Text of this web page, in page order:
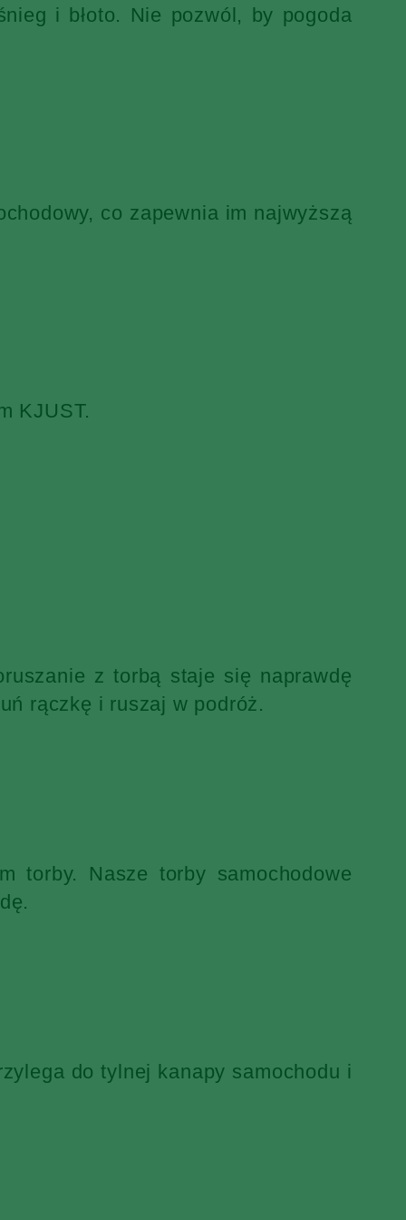
i błoto. Nie pozwól, by pogoda
co zapewnia im najwyższą
KJUST.
z torbą staje się naprawdę
rączkę i ruszaj w podróż.
torby. Nasze torby samochodowe
do tylnej kanapy samochodu i